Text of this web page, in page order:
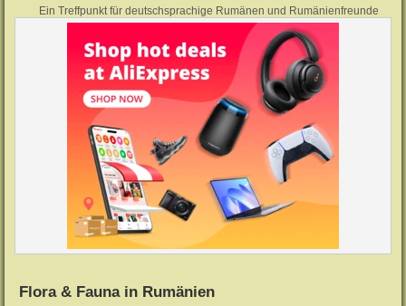
Ein Treffpunkt für deutschsprachige Rumänen und Rumänienfreunde
Flora & Fauna in Rumänien